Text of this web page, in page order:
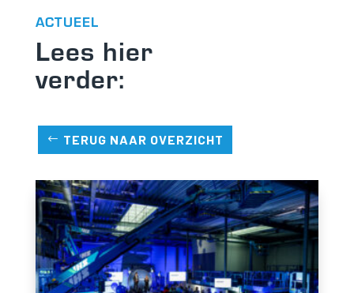
ACTUEEL
Lees hier
verder:
TERUG NAAR OVERZICHT